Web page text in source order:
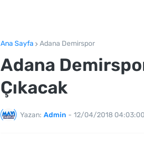
Ana Sayfa Adana Demirspor
Adana
Çıkacak
Yazan: Admin - 12/04/2018 04:03:00